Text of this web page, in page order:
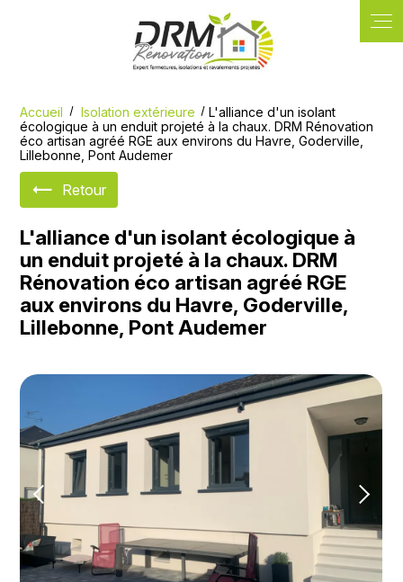
Accueil Isolation extérieure
L'alliance d'un isolant
écologique à un enduit projeté à la chaux. DRM Rénovation
éco artisan agréé RGE aux environs du Havre, Goderville,
Lillebonne, Pont Audemer
Retour
L'alliance d'un isolant écologique à
un enduit projeté à la chaux. DRM
Rénovation éco artisan agréé RGE
aux environs du Havre, Goderville,
Lillebonne, Pont Audemer